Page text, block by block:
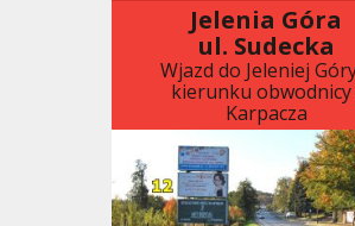
Jelenia Góra
ul. Sudecka
Wjazd do Jeleniej
kierunku obwodnicy
Karpacza